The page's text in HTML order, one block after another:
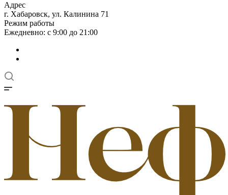
Адрес
г. Хабаровск, ул. Калинина 71
Режим работы
Ежедневно: с 9:00 до 21:00